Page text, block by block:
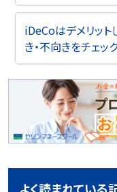
iDeCoはデメリッ
き・不向きをチェッ
よく読まれている